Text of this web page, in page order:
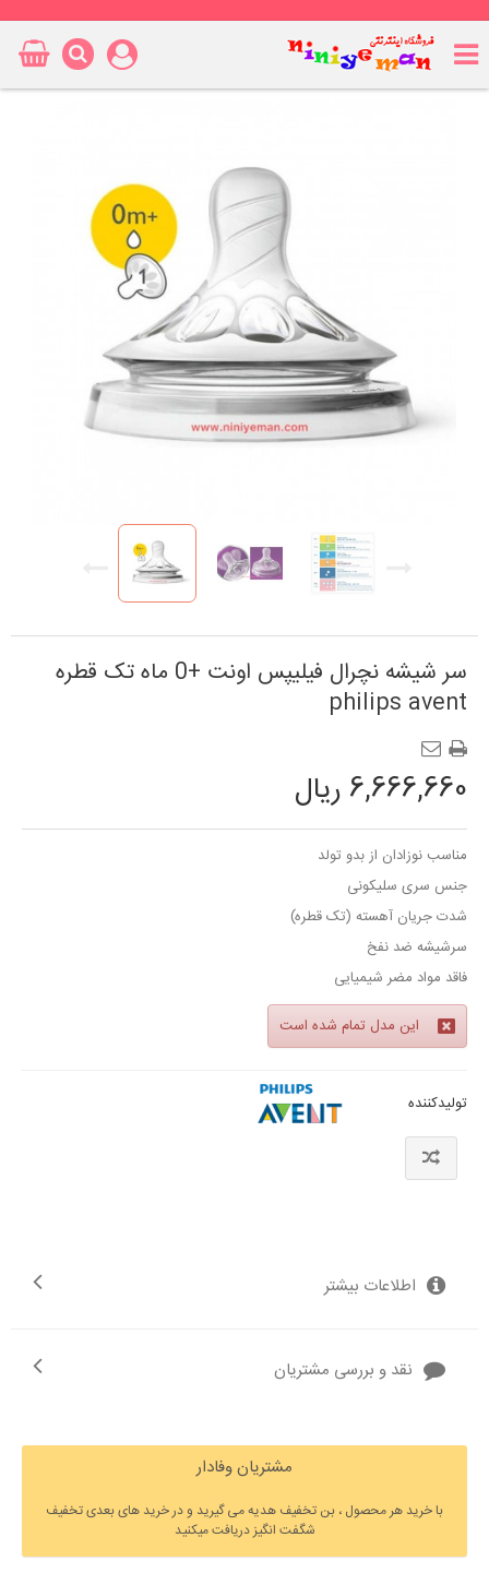
سر شیشه نچرال فیلیپس اونت +0 ماه تک قطره
philips avent
6,666,660 ریال
مناسب نوزادان از بدو تولد
جنس سری سلیکونی
شدت جریان آهسته (تک قطره)
سرشیشه ضد نفخ
فاقد مواد مضر شیمیایی
این مدل تمام شده است
تولیدکننده
اطلاعات بیشتر
نقد و بررسی مشتریان
مشتریان وفادار
با خرید هر محصول ، بن تخفیف هدیه می گیرید و در خرید های بعدی تخفیف
شگفت انگیز دریافت میکنید